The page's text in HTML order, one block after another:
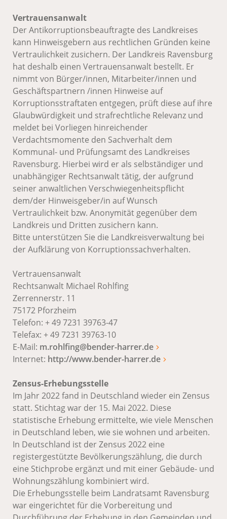
Vertrauensanwalt
Der Antikorruptionsbeauftragte des Landkreises
kann Hinweisgebern aus rechtlichen Gründen keine
Vertraulichkeit zusichern. Der Landkreis Ravensburg
hat deshalb einen Vertrauensanwalt bestellt. Er
nimmt von Bürger/innen, Mitarbeiter/innen und
Geschäftspartnern /innen Hinweise auf
Korruptionsstraftaten entgegen, prüft diese auf ihre
Glaubwürdigkeit und strafrechtliche Relevanz und
meldet bei Vorliegen hinreichender
Verdachtsmomente den Sachverhalt dem
Kommunal- und Prüfungsamt des Landkreises
Ravensburg. Hierbei wird er als selbständiger und
unabhängiger Rechtsanwalt tätig, der aufgrund
seiner anwaltlichen Verschwiegenheitspflicht
dem/der Hinweisgeber/in auf Wunsch
Vertraulichkeit bzw. Anonymität gegenüber dem
Landkreis und Dritten zusichern kann.
Bitte unterstützen Sie die Landkreisverwaltung bei
der Aufklärung von Korruptionssachverhalten.
Vertrauensanwalt
Rechtsanwalt Michael Rohlfing
Zerrennerstr. 11
75172 Pforzheim
Telefon: + 49 7231 39763-47
Telefax: + 49 7231 39763-10
E-Mail: m.rohlfing@bender-harrer.de
Internet: http://www.bender-harrer.de
Zensus-Erhebungsstelle
Im Jahr 2022 fand in Deutschland wieder ein Zensus
statt. Stichtag war der 15. Mai 2022. Diese
statistische Erhebung ermittelte, wie viele Menschen
in Deutschland leben, wie sie wohnen und arbeiten.
In Deutschland ist der Zensus 2022 eine
registergestützte Bevölkerungszählung, die durch
eine Stichprobe ergänzt und mit einer Gebäude- und
Wohnungszählung kombiniert wird.
Die Erhebungsstelle beim Landratsamt Ravensburg
war eingerichtet für die Vorbereitung und